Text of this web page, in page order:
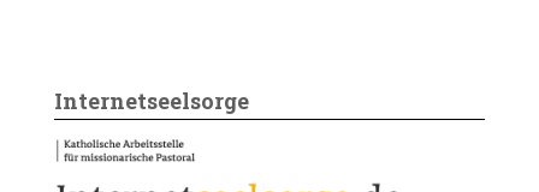
Internetseelsorge